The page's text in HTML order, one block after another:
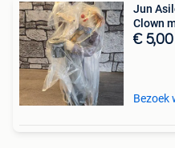
Jun
Clown
€ 5,00
Bezoek